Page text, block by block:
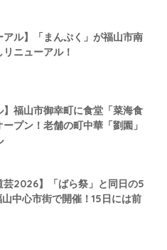
アル】「まんぷく」が福山市南
ニューアル！
】福山市御幸町に食堂「菜海食
プン！老舗の町中華「劉園」
芸2026】「ばら祭」と同日の5
山中心市街で開催！15日には前